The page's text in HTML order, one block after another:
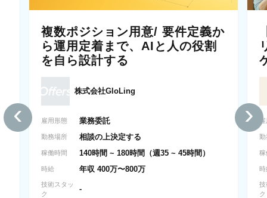
複数ポジション用意/ 要件定義か
ら運用定着まで、AIと人の役割
を自ら設計する
株式会社GloLing
雇用形態 業務委託
勤務場所 相談の上決定する
稼働時間 140時間 ~ 180時間（週35 ~ 45時間）
時給 年収 400万〜800万
技術スタッ
ク
-
勤
稼
技
ク
‹ ›